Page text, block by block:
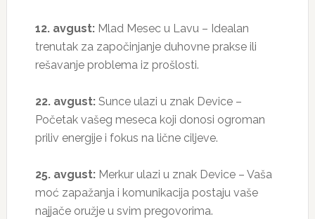
12. avgust:Mlad Mesec u Lavu – Idealan
trenutak za započinjanje duhovne prakse ili
rešavanje problema iz prošlosti.
22. avgust:Sunce ulazi u znak Device –
Početak vašeg meseca koji donosi ogroman
priliv energije i fokus na lične ciljeve.
25. avgust:Merkur ulazi u znak Device – Vaša
moć zapažanja i komunikacija postaju vaše
najjače oružje u svim pregovorima.